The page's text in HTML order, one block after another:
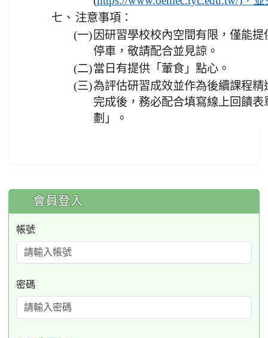
七、 注意事項：
(一) 因研習學校校內空間有限，僅能
停車，敬請配合並見諒。
(二)當日有提供「葷食」點心。
(三)為評估研習成效並作為後續課程
完成後，務必配合填寫線上回饋
劃」。
:::
會員登入
帳號
密碼